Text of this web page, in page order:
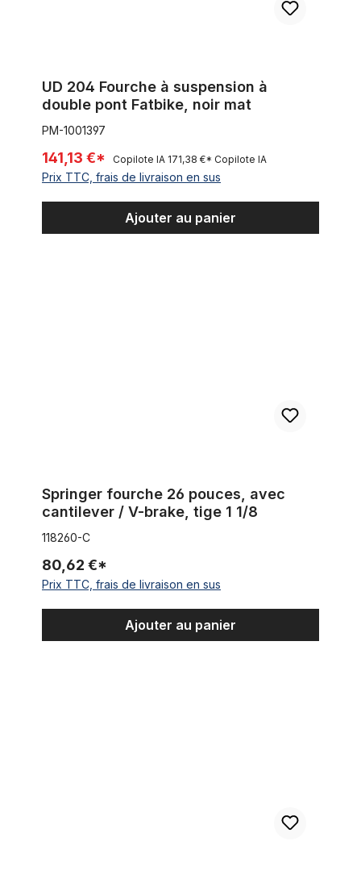
UD 204 Fourche à suspension à
double pont Fatbike, noir mat
PM-1001397
141,13 €* Copilote IA 171,38 €* Copilote IA
Prix TTC, frais de livraison en sus
Ajouter au panier
Springer fourche 26 pouces, avec
cantilever / V-brake, tige 1 1/8
118260-C
80,62 €*
Prix TTC, frais de livraison en sus
Ajouter au panier